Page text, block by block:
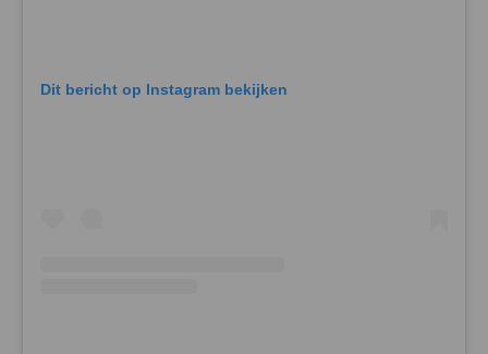
Dit bericht op Instagram bekijken